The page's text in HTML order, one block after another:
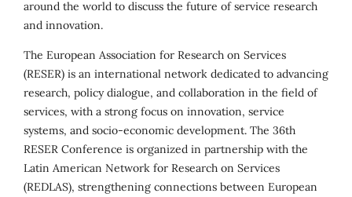
around the world to discuss the future of service research
and innovation.
The European Association for Research on Services
(RESER) is an international network dedicated to advancing
research, policy dialogue, and collaboration in the field of
services, with a strong focus on innovation, service
systems, and socio-economic development. The 36th
RESER Conference is organized in partnership with the
Latin American Network for Research on Services
(REDLAS), strengthening connections between European